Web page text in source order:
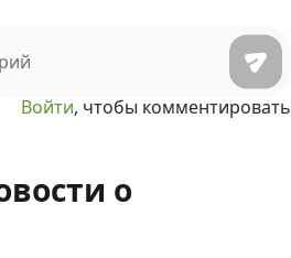
Войти, чтобы комментировать
о